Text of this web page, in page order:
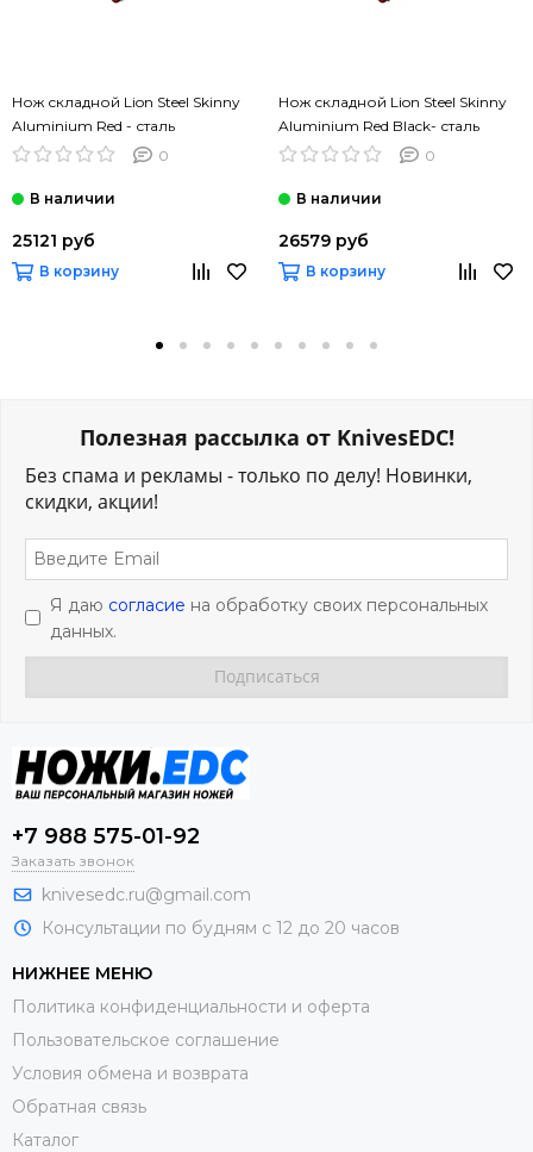
Нож складной Lion Steel Skinny
Aluminium Red - сталь
MagnaCut, рукоять алюминий
0
25121 руб
В корзину
Нож складной Lion Steel Skinny
Aluminium Red Black- сталь
MagnaCut, рукоять алюминий
0
26579 руб
В корзину
Полезная рассылка от KnivesEDC!
Без спама и рекламы - только по делу! Новинки,
скидки, акции!
Я даю согласие на обработку своих персональных
данных.
+7 988 575-01-92
Заказать звонок
knivesedc.ru@gmail.com
Консультации по будням с 12 до 20 часов
НИЖНЕЕ МЕНЮ
Политика конфиденциальности и оферта
Пользовательское соглашение
Условия обмена и возврата
Обратная связь
Каталог